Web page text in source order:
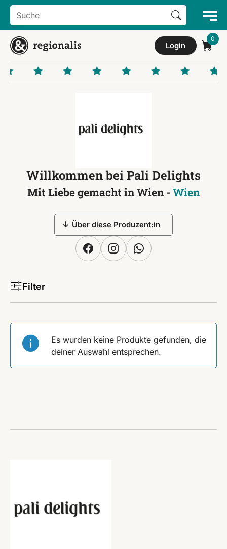
Search
for:
Search Button
Login
Willkommen bei Pali Delights
Mit Liebe gemacht in Wien - Wien
Über diese Produzent:in
Filter
Es wurden keine Produkte gefunden, die
deiner Auswahl entsprechen.